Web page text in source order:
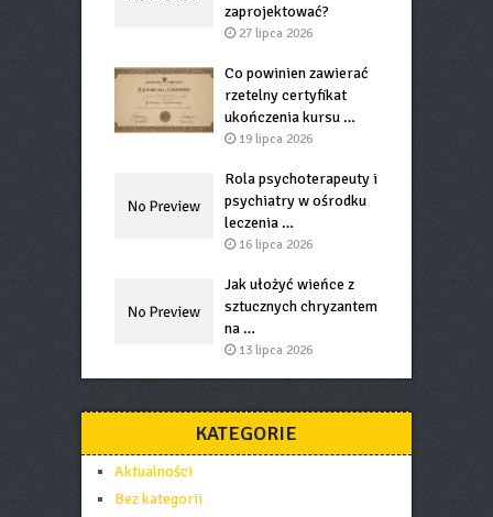
zaprojektować?
27 lipca 2026
Co powinien zawierać
rzetelny certyfikat
ukończenia kursu …
19 lipca 2026
Rola psychoterapeuty i
psychiatry w ośrodku
leczenia …
16 lipca 2026
Jak ułożyć wieńce z
sztucznych chryzantem
na …
13 lipca 2026
KATEGORIE
Aktualności
Bez kategorii